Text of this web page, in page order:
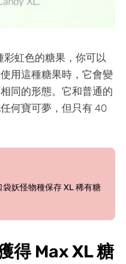
彩虹色的糖果，你可以
用這種糖果時，它會變
同的形態。它和普通的
何寶可夢，但只有 40
妖怪物種保存 XL 稀有糖
得 Max XL 糖